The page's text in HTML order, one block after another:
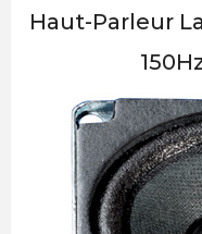
Haut-Parleur